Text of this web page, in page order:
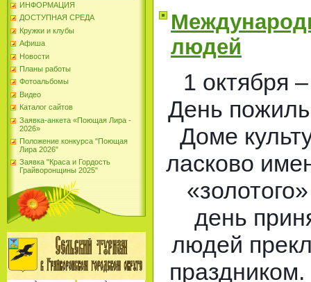
ИНФОРМАЦИЯ
ДОСТУПНАЯ СРЕДА
Кружки и клубы
Афиша
Новости
Планы работы
Фотоальбомы
Видео
Каталог сайтов
Заявка-анкета «Поющая Лира -
2026»
Положение конкурса "Поющая
Лира 2026"
Заявка "Краса и Гордость
Грайворонщины 2025"
людей
1 октября
День
Доме
ласково
день
людей